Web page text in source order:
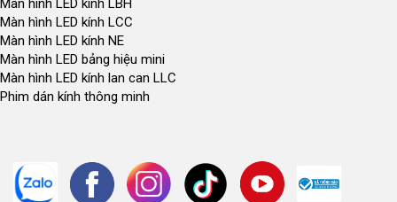
Màn hình LED kính LBH
Màn hình LED kính LCC
Màn hình LED kính NE
Màn hình LED bảng hiệu mini
Màn hình LED kính lan can LLC
Phim dán kính thông minh